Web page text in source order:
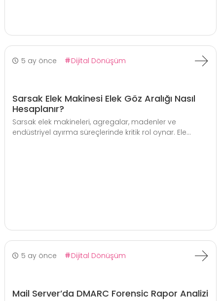
5 ay önce Dijital Dönüşüm
Sarsak Elek Makinesi Elek Göz Aralığı Nasıl
Hesaplanır?
Sarsak elek makineleri, agregalar, madenler ve
endüstriyel ayırma süreçlerinde kritik rol oynar. Ele...
5 ay önce Dijital Dönüşüm
Mail Server’da DMARC Forensic Rapor Analizi